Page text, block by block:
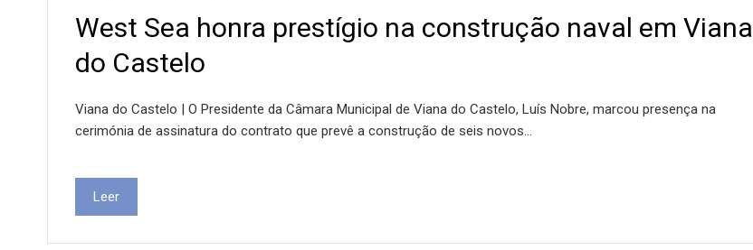
West Sea honra prestígio na construção naval em Viana
do Castelo
Viana do Castelo | O Presidente da Câmara Municipal de Viana do Castelo, Luís Nobre, marcou presença na
cerimónia de assinatura do contrato que prevê a construção de seis novos…
Leer